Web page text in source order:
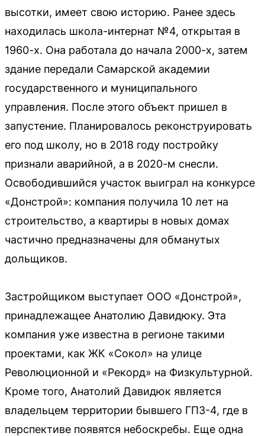
высотки, имеет свою историю. Ранее здесь
находилась школа-интернат №4, открытая в
1960-х. Она работала до начала 2000-х, затем
здание передали Самарской академии
государственного и муниципального
управления. После этого объект пришел в
запустение. Планировалось реконструировать
его под школу, но в 2018 году постройку
признали аварийной, а в 2020-м снесли.
Освободившийся участок выиграл на конкурсе
«Донстрой»: компания получила 10 лет на
строительство, а квартиры в новых домах
частично предназначены для обманутых
дольщиков.
Застройщиком выступает ООО «Донстрой»,
принадлежащее Анатолию Давидюку. Эта
компания уже известна в регионе такими
проектами, как ЖК «Сокол» на улице
Революционной и «Рекорд» на Физкультурной.
Кроме того, Анатолий Давидюк является
владельцем территории бывшего ГПЗ-4, где в
перспективе появятся небоскребы. Еще одна